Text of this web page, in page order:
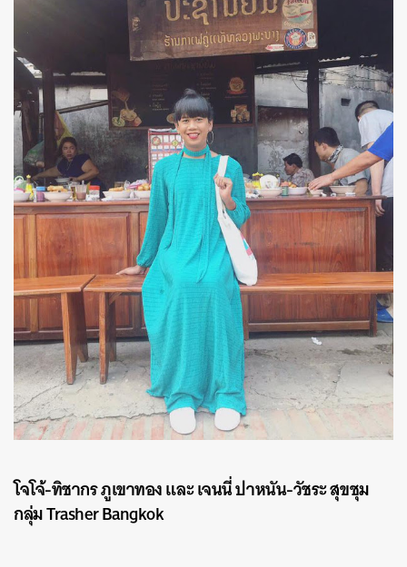
โจโจ้-ทิชากร ภูเขาทอง และ เจนนี่ ปาหนัน-วัชระ สุขชุม
กลุ่ม Trasher Bangkok